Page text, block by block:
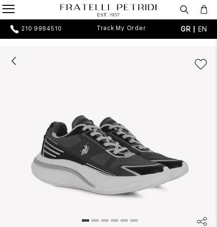
210 9994510 Track My Order GR | EN